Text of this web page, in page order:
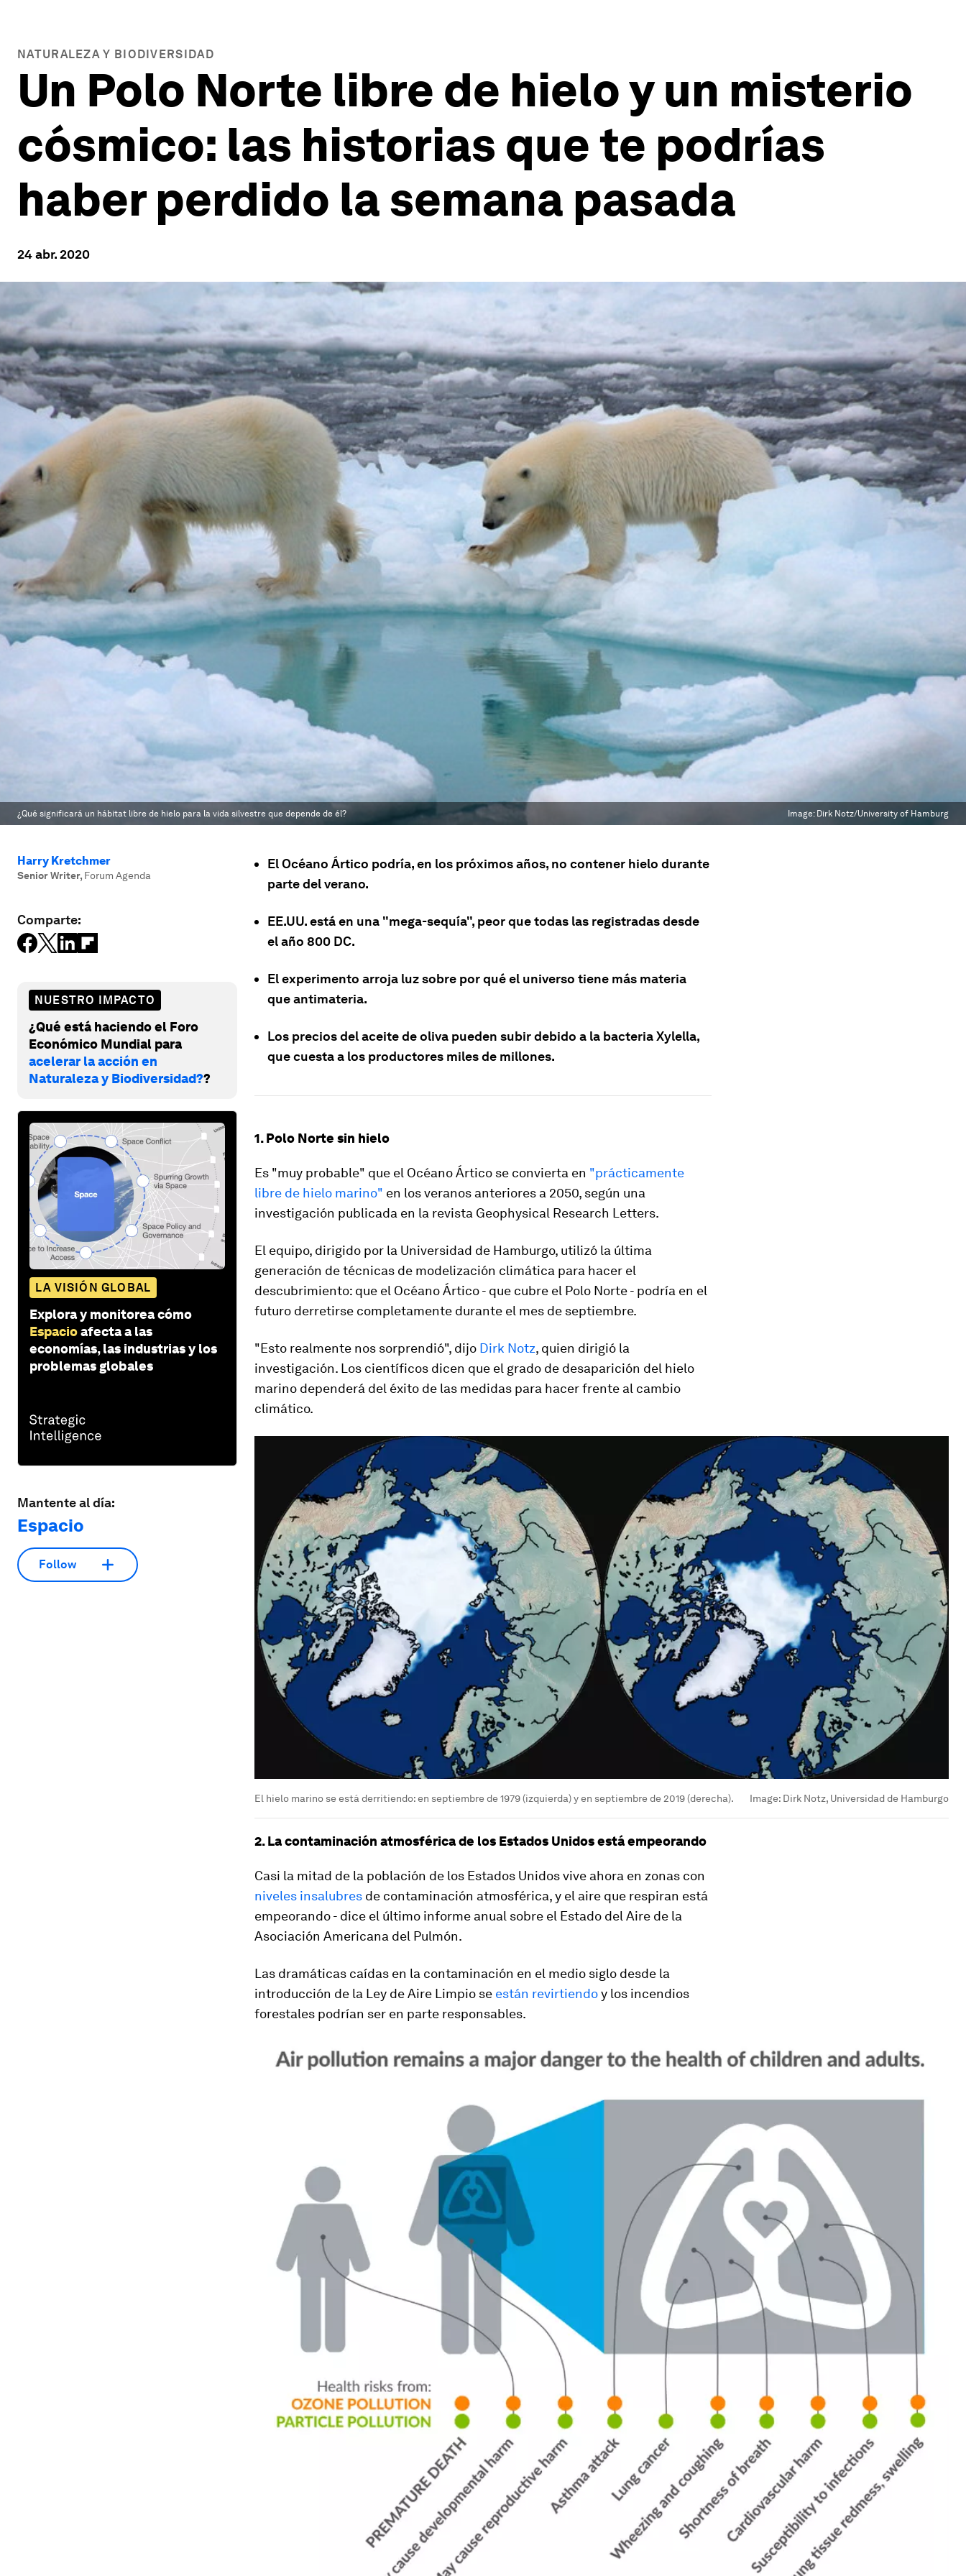
NATURALEZA Y BIODIVERSIDAD
Un Polo Norte libre de hielo y un misterio
cósmico: las historias que te podrías
haber perdido la semana pasada
24 abr. 2020
¿Qué significará un hábitat libre de hielo para la vida silvestre que depende de él? Image: Dirk Notz/University of Hamburg
Harry Kretchmer
Senior Writer, Forum Agenda
Comparte:
NUESTRO IMPACTO
¿Qué está haciendo el Foro
Económico Mundial para
acelerar la acción en
Naturaleza y Biodiversidad??
LA VISIÓN GLOBAL
Explora y monitorea cómo
Espacioafecta a las
economías, las industrias y los
problemas globales
Mantente al día:
Espacio
Follow
El Océano Ártico podría, en los próximos años, no contener hielo durante
parte del verano.
EE.UU. está en una "mega-sequía", peor que todas las registradas desde
el año 800 DC.
El experimento arroja luz sobre por qué el universo tiene más materia
que antimateria.
Los precios del aceite de oliva pueden subir debido a la bacteria Xylella,
que cuesta a los productores miles de millones.
1. Polo Norte sin hielo
Es "muy probable" que el Océano Ártico se convierta en "prácticamente
libre de hielo marino" en los veranos anteriores a 2050, según una
investigación publicada en la revista Geophysical Research Letters.
El equipo, dirigido por la Universidad de Hamburgo, utilizó la última
generación de técnicas de modelización climática para hacer el
descubrimiento: que el Océano Ártico - que cubre el Polo Norte - podría en el
futuro derretirse completamente durante el mes de septiembre.
"Esto realmente nos sorprendió", dijo Dirk Notz, quien dirigió la
investigación. Los científicos dicen que el grado de desaparición del hielo
marino dependerá del éxito de las medidas para hacer frente al cambio
climático.
El hielo marino se está derritiendo: en septiembre de 1979 (izquierda) y en septiembre de 2019 (derecha). Image: Dirk Notz, Universidad de Hamburgo
2. La contaminación atmosférica de los Estados Unidos está empeorando
Casi la mitad de la población de los Estados Unidos vive ahora en zonas con
niveles insalubres de contaminación atmosférica, y el aire que respiran está
empeorando - dice el último informe anual sobre el Estado del Aire de la
Asociación Americana del Pulmón.
Las dramáticas caídas en la contaminación en el medio siglo desde la
introducción de la Ley de Aire Limpio se están revirtiendoy los incendios
forestales podrían ser en parte responsables.